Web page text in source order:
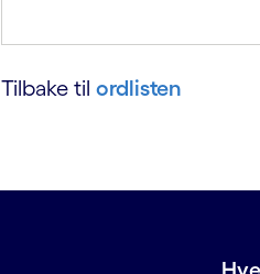
Tilbake til ordlisten